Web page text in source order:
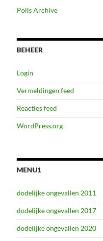
Polls Archive
BEHEER
Login
Vermeldingen feed
Reacties feed
WordPress.org
MENU1
dodelijke ongevallen 2011
dodelijke ongevallen 2017
dodelijke ongevallen 2020